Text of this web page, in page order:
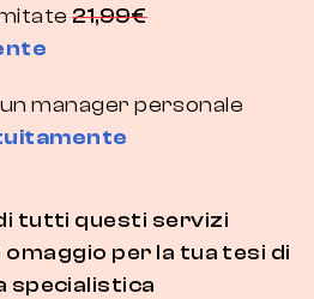
21,99€
manager personale
tutti questi servizi
omaggio per la tua tesi di
specialistica